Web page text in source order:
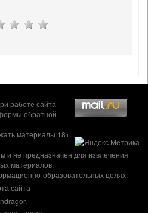
работе сайта
обратной
материалы 18+.
и не предназначен для извлечения
материалов,
образовательных целях.
сайта
.